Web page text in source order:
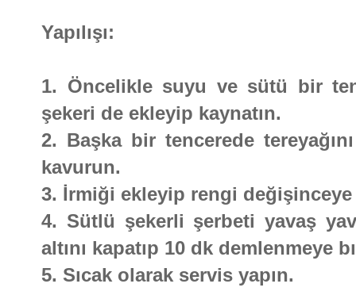
Yapılışı:
1. Öncelikle suyu ve sütü bir
şekeri de ekleyip kaynatın.
2. Başka bir tencerede
kavurun.
3. İrmiği ekleyip rengi
4. Sütlü şekerli şerbeti yavaş
altını kapatıp 10 dk demlenmeye
5. Sıcak olarak servis yapın.